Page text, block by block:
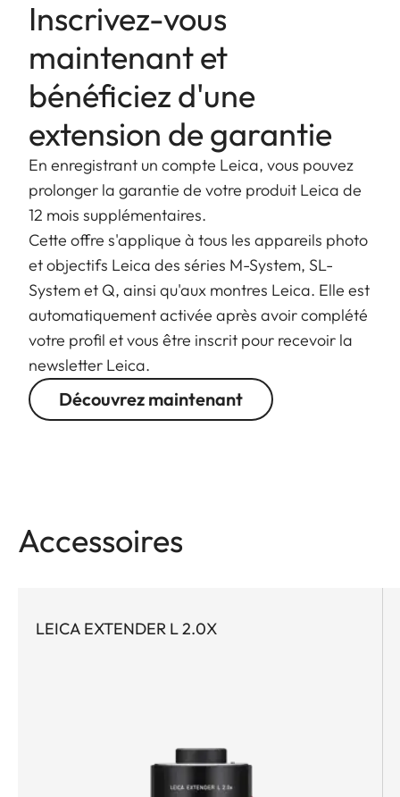
d'augmenter la distance focale du Vario-Elmarit-
SL 70-200 f/2.8 ASPH jusqu'à 400 mm.
Inscrivez-vous
maintenant et
bénéficiez d'une
extension de garantie
En enregistrant un compte Leica, vous pouvez
prolonger la garantie de votre produit Leica de
12 mois supplémentaires.
Cette offre s'applique à tous les appareils photo
et objectifs Leica des séries M-System, SL-
System et Q, ainsi qu'aux montres Leica. Elle est
automatiquement activée après avoir complété
votre profil et vous être inscrit pour recevoir la
newsletter Leica.
Découvrez maintenant
Accessoires
LEICA EXTENDER L 2.0X